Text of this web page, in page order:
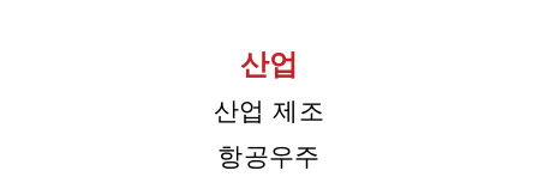
산업
산업 제조
항공우주